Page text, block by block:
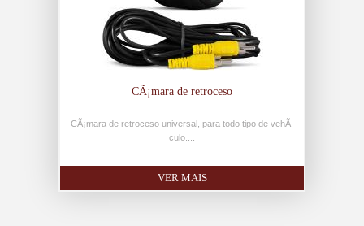
CÃ¡mara de retroceso
CÃ¡mara de retroceso universal, para todo tipo de vehÃ­
culo....
VER MAIS